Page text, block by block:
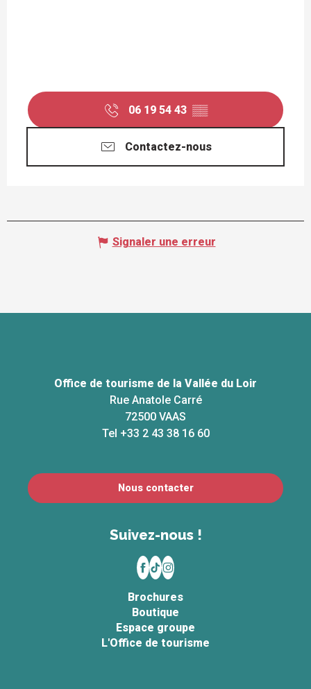
06 19 54 43 ▒▒
Contactez-nous
Signaler une erreur
Office de tourisme de la Vallée du Loir
Rue Anatole Carré
72500 VAAS
Tel +33 2 43 38 16 60
Nous contacter
Suivez-nous !
Brochures
Boutique
Espace groupe
L'Office de tourisme